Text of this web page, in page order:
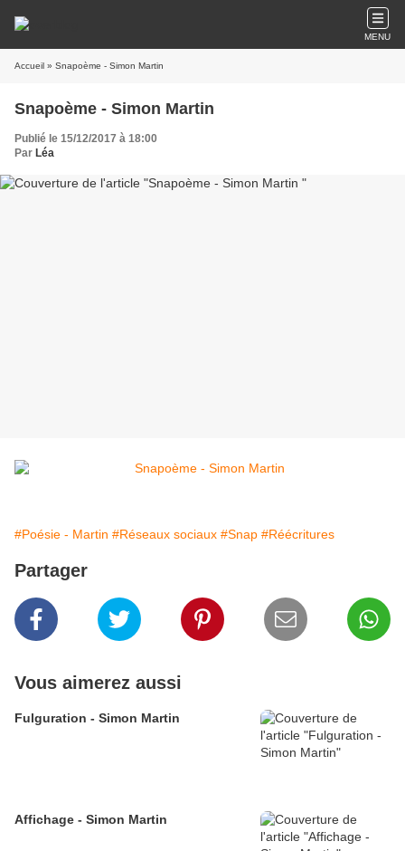
MENU
Accueil » Snapoème - Simon Martin
Snapoème - Simon Martin
Publié le 15/12/2017 à 18:00
Par Léa
#Poésie - Martin #Réseaux sociaux #Snap #Réécritures
Partager
Vous aimerez aussi
Fulguration - Simon Martin
Affichage - Simon Martin